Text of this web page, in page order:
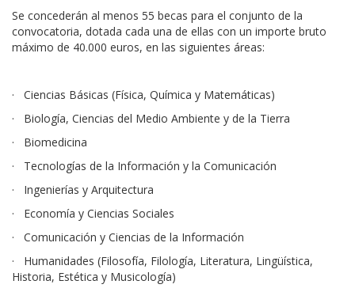
Se concederán al menos 55 becas para el conjunto de la
convocatoria, dotada cada una de ellas con un importe bruto
máximo de 40.000 euros, en las siguientes áreas:
· Ciencias Básicas (Física, Química y Matemáticas)
· Biología, Ciencias del Medio Ambiente y de la Tierra
· Biomedicina
· Tecnologías de la Información y la Comunicación
· Ingenierías y Arquitectura
· Economía y Ciencias Sociales
· Comunicación y Ciencias de la Información
· Humanidades (Filosofía, Filología, Literatura, Lingüística,
Historia, Estética y Musicología)